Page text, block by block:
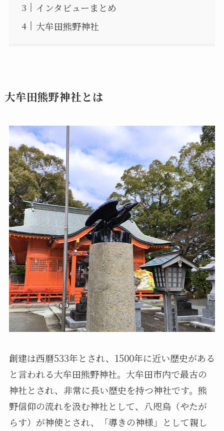
インタビューまとめ
大牟田熊野神社
大牟田熊野神社とは
創建は西暦533年とされ、1500年に近い歴史がある
と言われる大牟田熊野神社。大牟田市内で最古の
神社とされ、非常に長い歴史を持つ神社です。熊
野信仰の流れを汲む神社として、八咫烏（やたが
らす）が神使とされ、「導きの神様」として親し